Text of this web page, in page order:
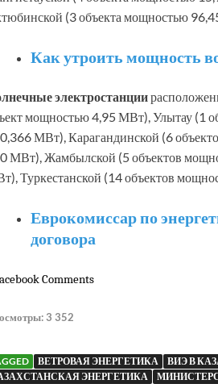
(3 объекта мощностью
Как утроить мощность
электростанции
мощностью 4,95 МВт), Улытау (1
МВт), Карагандинской (6
МВт), Жамбылской (5 объектов
Туркестанской (14 объектов
Еврокомиссар по
договора
Comments
3 352
ВЕТРОВАЯ ЭНЕРГЕТИКА ВИЭ В
ЭНЕРГЕТИКА